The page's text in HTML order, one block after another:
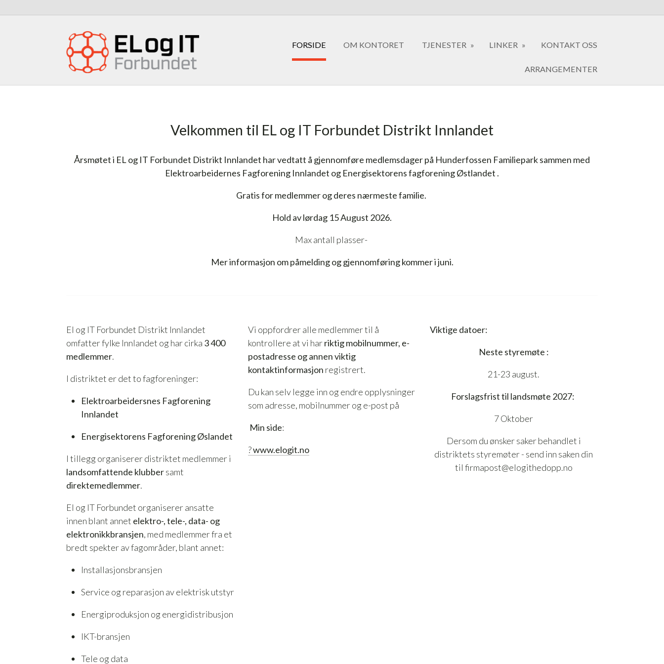
FORSIDE OM KONTORET TJENESTER LINKER KONTAKT OSS
ARRANGEMENTER
Velkommen til EL og IT Forbundet Distrikt Innlandet
Årsmøtet i EL og IT Forbundet Distrikt Innlandet har vedtatt å gjennomføre medlemsdager på Hunderfossen Familiepark sammen med
Elektroarbeidernes Fagforening Innlandet og Energisektorens fagforening Østlandet .
Gratis for medlemmer og deres nærmeste familie.
Hold av lørdag 15 August 2026.
Max antall plasser-
Mer informasjon om påmelding og gjennomføring kommer i juni.
El og IT Forbundet Distrikt Innlandet
omfatter fylke Innlandet og har cirka 3 400
medlemmer.
I distriktet er det to fagforeninger:
Elektroarbeidersnes Fagforening
Innlandet
Energisektorens Fagforening Øslandet
I tillegg organiserer distriktet medlemmer i
landsomfattende klubbersamt
direktemedlemmer.
El og IT Forbundet organiserer ansatte
innen blant annet elektro-, tele-, data- og
elektronikkbransjen, med medlemmer fra et
bredt spekter av fagområder, blant annet:
Installasjonsbransjen
Service og reparasjon av elektrisk utstyr
Energiproduksjon og energidistribusjon
IKT-bransjen
Tele og data
Vi oppfordrer alle medlemmer til å
kontrollere at vi harriktig mobilnummer, e-
postadresse og annen viktig
kontaktinformasjon registrert.
Du kan selv legge inn og endre opplysninger
som adresse, mobilnummer og e-post på
Min side:
?www.elogit.no
Viktige datoer:
Neste styremøte :
21-23 august.
Forslagsfrist til landsmøte 2027:
7 Oktober
Dersom du ønsker saker behandlet i
distriktets styremøter - send inn saken din
til firmapost@elogithedopp.no